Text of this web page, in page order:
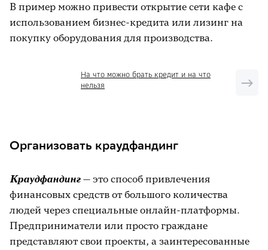
В пример можно привести открытие сети кафе с
использованием бизнес-кредита или лизинг на
покупку оборудования для производства.
На что можно брать кредит и на что
нельзя
Организовать краудфандинг
Краудфандинг — это способ привлечения
финансовых средств от большого количества
людей через специальные онлайн-платформы.
Предприниматели или просто граждане
представляют свои проекты, а заинтересованные